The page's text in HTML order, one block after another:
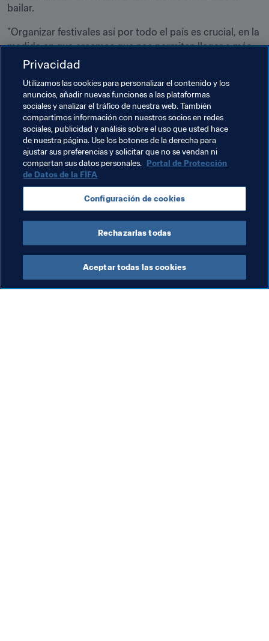
bailar.
"Organizar festivales así por todo el país es crucial, en la
medida en que creemos que nos permiten llegar a más
chicas y persuadirlas para que practiquen y amen el
la AAF. "Estoy muy agradecido a la FIFA, que nos ha
ayudado a organizar estos actos. Estoy convencido de
que veremos sus frutos en un futuro no muy lejano".
Temas relacionados
Programa Forward de la FIFA Azerbaijan
UEFA
Privacidad
Utilizamos las cookies para personalizar el contenido y los
anuncios, añadir nuevas funciones a las plataformas
sociales y analizar el tráfico de nuestra web. También
compartimos información con nuestros socios en redes
sociales, publicidad y análisis sobre el uso que usted hace
de nuestra página. Use los botones de la derecha para
ajustar sus preferencias y solicitar que no se vendan ni
compartan sus datos personales. Portal de Protección
de Datos de la FIFA
Configuración de cookies
Rechazarlas todas
Aceptar todas las cookies